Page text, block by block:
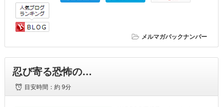
メルマガバックナンバー
忍び寄る恐怖の…
目安時間：約 9分